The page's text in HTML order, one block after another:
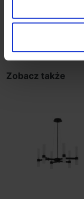
Zobacz także